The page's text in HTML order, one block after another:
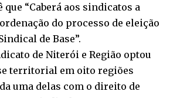
que “Caberá aos sindicatos a
do processo de eleição
de Base”.
de Niterói e Região optou
territorial em oito regiões
uma delas com o direito de